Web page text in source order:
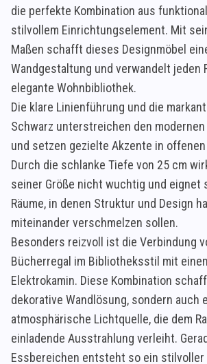
die perfekte Kombination aus
stilvollem Einrichtungselement. Mit
Maßen schafft dieses Designmöbel
Wandgestaltung und verwandelt jeden
elegante Wohnbibliothek.
Die klare Linienführung und die
Schwarz unterstreichen den
und setzen gezielte Akzente in
Durch die schlanke Tiefe von 25 cm
seiner Größe nicht wuchtig und eignet
Räume, in denen Struktur und Design
miteinander verschmelzen sollen.
Besonders reizvoll ist die Verbindung
Bücherregal im Bibliotheksstil mit
Elektrokamin. Diese Kombination
dekorative Wandlösung, sondern auch
atmosphärische Lichtquelle, die dem
einladende Ausstrahlung verleiht.
Essbereichen entsteht so ein